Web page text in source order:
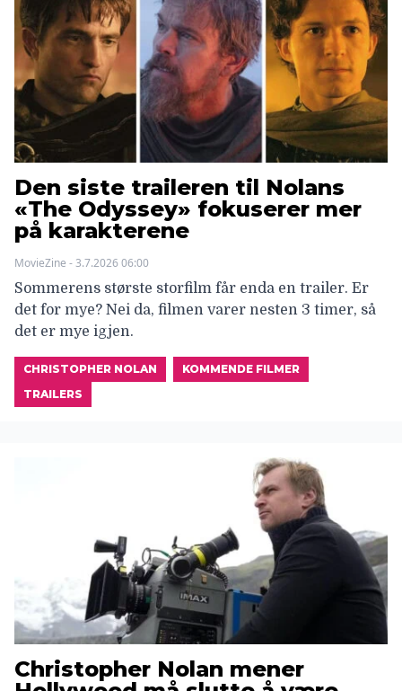
Den siste traileren til Nolans
«The Odyssey» fokuserer mer
på karakterene
MovieZine - 3.7.2026 06:00
Sommerens største storfilm får enda en trailer. Er
det for mye? Nei da, filmen varer nesten 3 timer, så
det er mye igjen.
CHRISTOPHER NOLAN
KOMMENDE FILMER
TRAILERS
Christopher Nolan mener